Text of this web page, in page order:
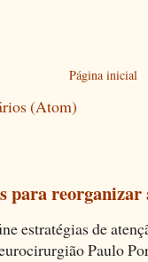
Página inicial
(Atom)
para
estratégias de
Paulo